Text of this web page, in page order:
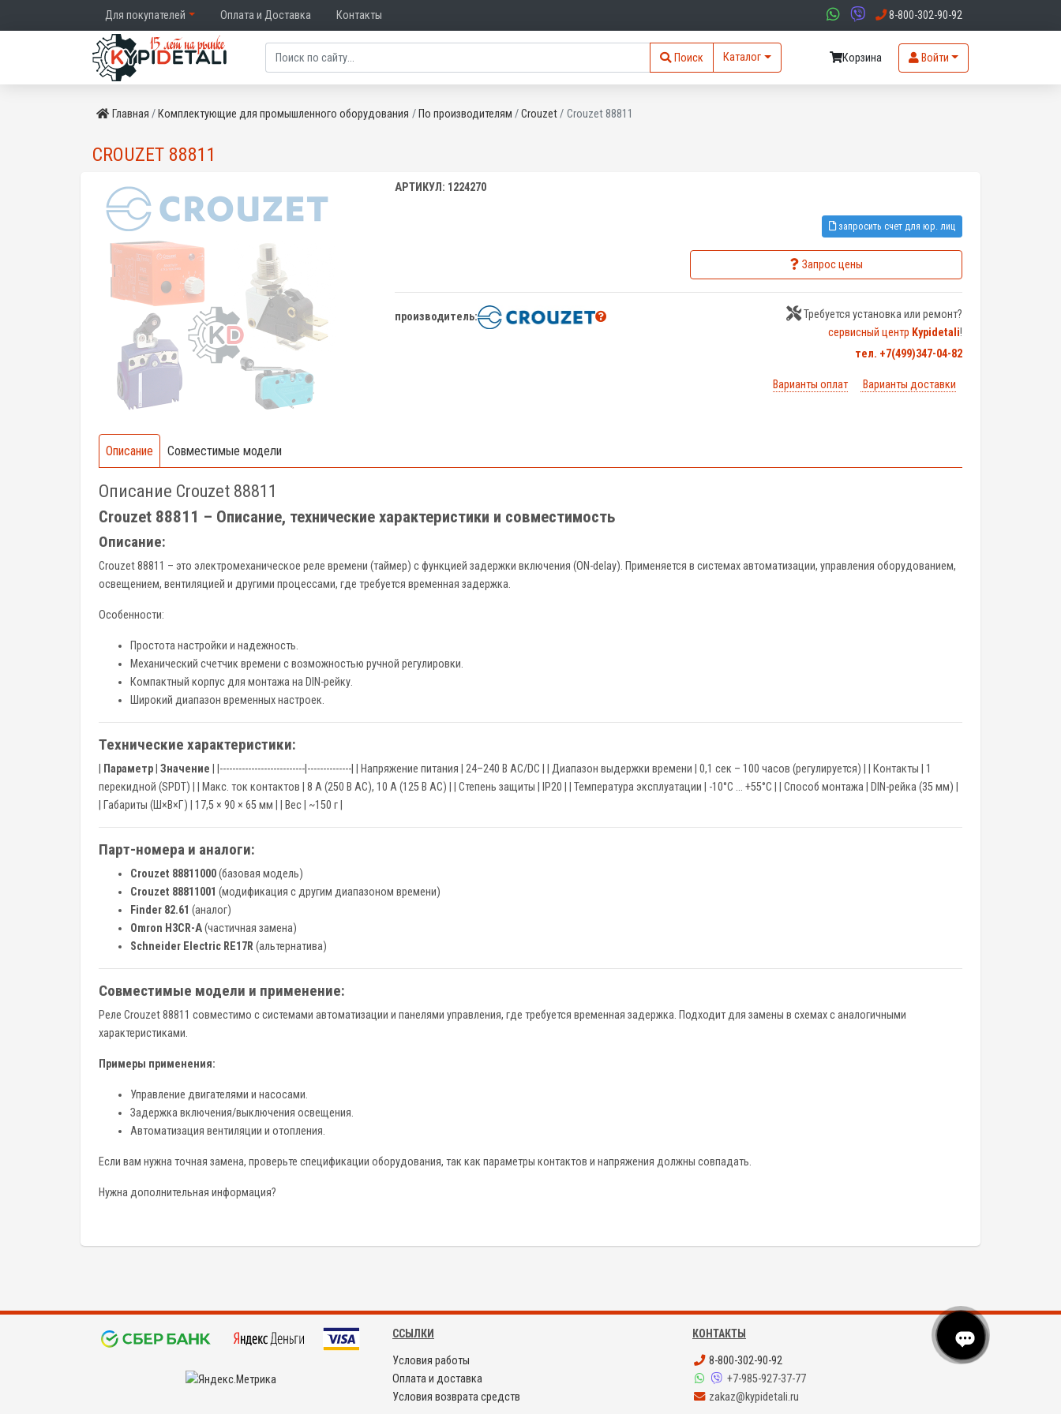
Для покупателей Оплата и Доставка Контакты 8-800-302-90-92
Поиск Каталог Корзина Войти
Главная Комплектующие для промышленного оборудования По производителям Crouzet Crouzet 88811
CROUZET 88811
АРТИКУЛ: 1224270
запросить счет для юр. лиц
Запрос цены
производитель:
Требуется установка или ремонт?
сервисный центр Kypidetali!
тел. +7(499)347-04-82
Варианты оплат Варианты доставки
Описание Совместимые модели
Описание Crouzet 88811
Crouzet 88811 – Описание, технические характеристики и совместимость
Описание:
Crouzet 88811 – это электромеханическое реле времени (таймер) с функцией задержки включения (ON-delay). Применяется в системах автоматизации, управления оборудованием,
освещением, вентиляцией и другими процессами, где требуется временная задержка.
Особенности:
Простота настройки и надежность.
Механический счетчик времени с возможностью ручной регулировки.
Компактный корпус для монтажа на DIN-рейку.
Широкий диапазон временных настроек.
Технические характеристики:
Параметр Значение | |---------------------------|--------------| | Напряжение питания | 24–240 В AC/DC | | Диапазон выдержки времени | 0,1 сек – 100 часов (регулируется) | | Контакты | 1
перекидной (SPDT) | | Макс. ток контактов | 8 А (250 В AC), 10 А (125 В AC) | | Степень защиты | IP20 | | Температура эксплуатации | -10°C … +55°C | | Способ монтажа | DIN-рейка (35 мм) |
| Габариты (Ш×В×Г) | 17,5 × 90 × 65 мм | | Вес | ~150 г |
Парт-номера и аналоги:
Crouzet 88811000(базовая модель)
Crouzet 88811001 (модификация с другим диапазоном времени)
Finder 82.61 (аналог)
Omron H3CR-A(частичная замена)
Schneider Electric RE17R (альтернатива)
Совместимые модели и применение:
Реле Crouzet 88811 совместимо с системами автоматизации и панелями управления, где требуется временная задержка. Подходит для замены в схемах с аналогичными
характеристиками.
Примеры применения:
Управление двигателями и насосами.
Задержка включения/выключения освещения.
Автоматизация вентиляции и отопления.
Если вам нужна точная замена, проверьте спецификации оборудования, так как параметры контактов и напряжения должны совпадать.
Нужна дополнительная информация?
ССЫЛКИ
Условия работы
Оплата и доставка
Условия возврата средств
КОНТАКТЫ
8-800-302-90-92
+7-985-927-37-77
zakaz@kypidetali.ru